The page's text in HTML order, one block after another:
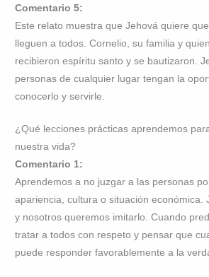
Comentario 5:
Este relato muestra que Jehová quiere
lleguen a todos. Cornelio, su familia y
recibieron espíritu santo y se bautizaron.
personas de cualquier lugar tengan la
conocerlo y servirle.
¿Qué lecciones prácticas aprendemos
nuestra vida?
Comentario 1:
Aprendemos a no juzgar a las personas
apariencia, cultura o situación económica.
y nosotros queremos imitarlo. Cuando
tratar a todos con respeto y pensar que
puede responder favorablemente a la